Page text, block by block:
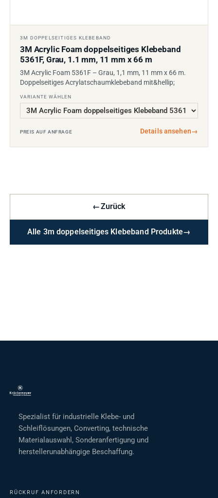
3M DOPPELSEITIGES KLEBEBAND
3M Acrylic Foam doppelseitiges Klebeband
5361F, Grau, 1.1 mm, 11 mm x 66 m
3M Acrylic Foam 5361F – Grau, 1,1 mm, 11 mm x 66 m.
Doppelseitiges Acrylatschaumklebeband mit&hellip;
VARIANTE WÄHLEN
PREIS AUF ANFRAGE Details ansehen→
←Zurück
Alle 3m doppelseitiges Klebeband Produkte→
Spezialist für industrielle Klebe- und
Schleiflösungen, Converting, technische
Materialauswahl, Sonderanfertigung und
herstellerunabhängige Beschaffung.
RÜCKRUF ANFORDERN